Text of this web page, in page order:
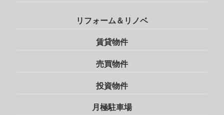
リフォーム＆リノベ
賃貸物件
売買物件
投資物件
月極駐車場